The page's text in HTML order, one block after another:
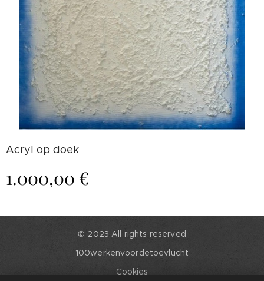
Acryl op doek
1.000,00 €
© 2023 All rights reserved
100werkenvoordetoevlucht
Cookies